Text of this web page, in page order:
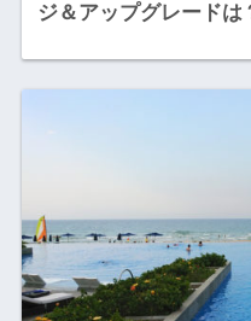
ジ＆アップグレードは